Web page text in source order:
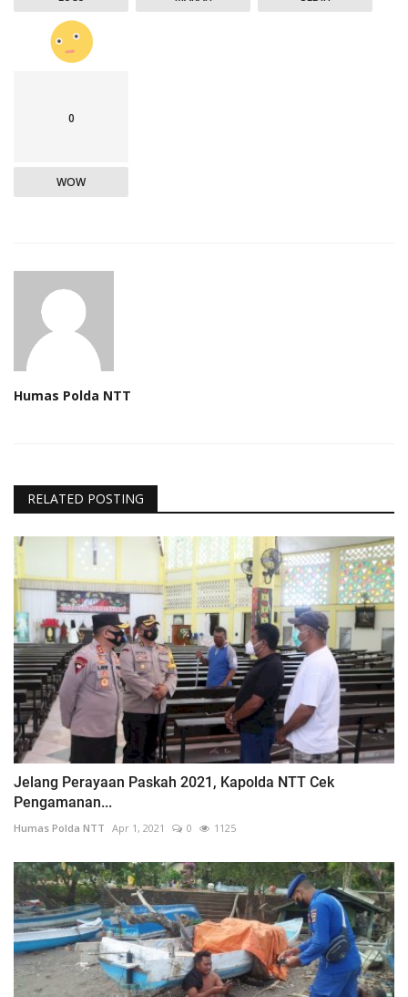
0
WOW
Humas Polda NTT
RELATED POSTING
Jelang Perayaan Paskah 2021, Kapolda NTT Cek
Pengamanan...
Humas Polda NTT Apr 1, 2021 0 1125